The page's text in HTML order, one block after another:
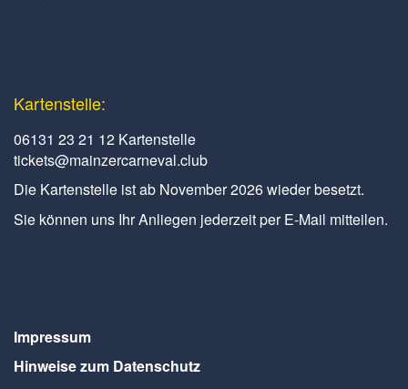
Kartenstelle:
06131 23 21 12 Kartenstelle
tickets@mainzercarneval.club
Die Kartenstelle ist ab November 2026 wieder besetzt.
Sie können uns Ihr Anliegen jederzeit per E-Mail mitteilen.
Impressum
Hinweise zum Datenschutz